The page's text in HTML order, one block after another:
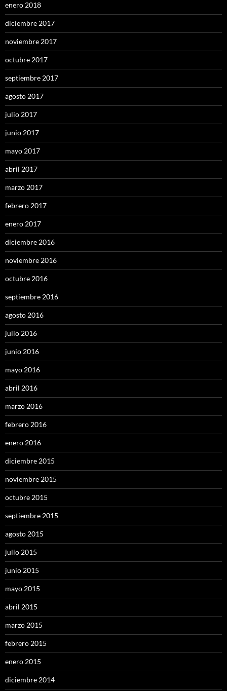
enero 2018
diciembre 2017
noviembre 2017
octubre 2017
septiembre 2017
agosto 2017
julio 2017
junio 2017
mayo 2017
abril 2017
marzo 2017
febrero 2017
enero 2017
diciembre 2016
noviembre 2016
octubre 2016
septiembre 2016
agosto 2016
julio 2016
junio 2016
mayo 2016
abril 2016
marzo 2016
febrero 2016
enero 2016
diciembre 2015
noviembre 2015
octubre 2015
septiembre 2015
agosto 2015
julio 2015
junio 2015
mayo 2015
abril 2015
marzo 2015
febrero 2015
enero 2015
diciembre 2014